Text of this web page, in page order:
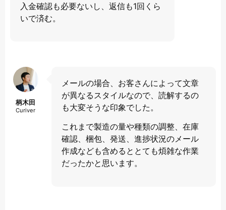
入金確認も必要ないし、返信も1回くら
いで済む。
柄木田
Curiver
メールの場合、お客さんによって文章
が異なるスタイルなので、読解するの
も大変そうな印象でした。
これまで製造の量や種類の調整、在庫
確認、梱包、発送、進捗状況のメール
作成なども含めるととても煩雑な作業
だったかと思います。